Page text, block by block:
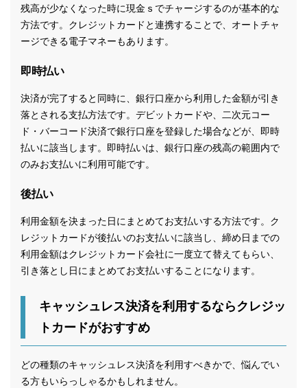
残高が少なくなった時に現金ｓでチャージするのが基本的な
方法です。クレジットカードと連携することで、オートチャ
ージできる電子マネーもあります。
即時払い
決済が完了すると同時に、銀行口座から利用した金額が引き
落とされる支払方法です。デビットカードや、二次元コー
ド・バーコード決済で銀行口座を登録した場合などが、即時
払いに該当します。即時払いは、銀行口座の残高の範囲内で
のみお支払いに利用可能です。
後払い
利用金額を決まった日にまとめてお支払いする方法です。ク
レジットカードが後払いのお支払いに該当し、締め日までの
利用金額はクレジットカード会社に一度立て替えてもらい、
引き落とし日にまとめてお支払いすることになります。
キャッシュレス決済を利用するならクレジッ
トカードがおすすめ
どの種類のキャッシュレス決済を利用すべきかで、悩んでい
る方もいらっしゃるかもしれません。